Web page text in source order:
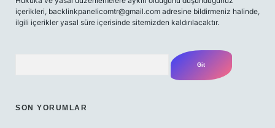
içerikleri, backlinkpanelicomtr@gmail.com adresine bildirmeniz halinde,
ilgili içerikler yasal süre içerisinde sitemizden kaldırılacaktır.
SON YORUMLAR